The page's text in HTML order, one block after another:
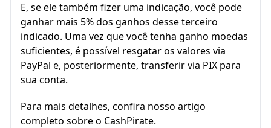
E, se ele também fizer uma indicação, você pode
ganhar mais 5% dos ganhos desse terceiro
indicado. Uma vez que você tenha ganho moedas
suficientes, é possível resgatar os valores via
PayPal e, posteriormente, transferir via PIX para
sua conta.
Para mais detalhes, confira nosso artigo
completo sobre o CashPirate.